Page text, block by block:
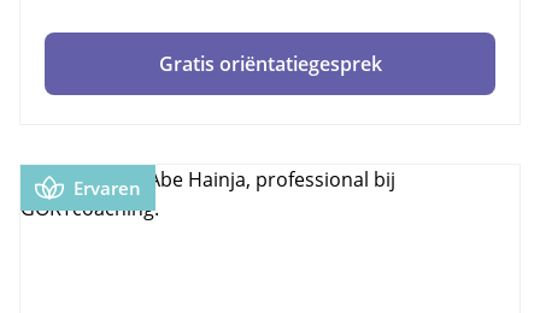
Gratis oriëntatiegesprek
Ervaren